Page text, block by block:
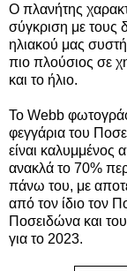
Ο πλανήτης
σύγκριση με τους
ηλιακού μας
πιο πλούσιος σε
και το ήλιο.
Το Webb
φεγγάρια του
είναι
ανακλά το 70%
πάνω του, με
από τον ίδιο τον
Ποσειδώνα και
για το 2023.